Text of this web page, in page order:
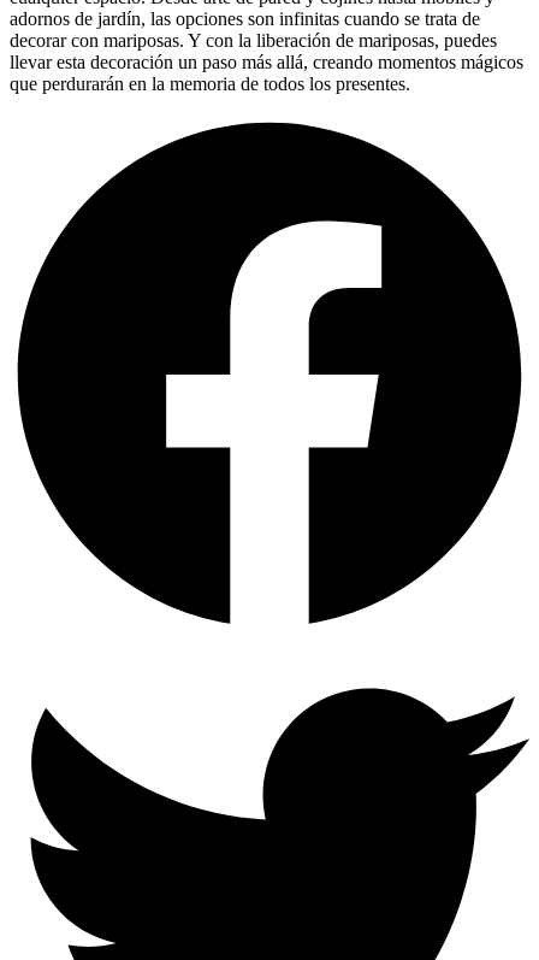
adornos de jardín, las opciones son infinitas cuando se trata de
decorar con mariposas. Y con la liberación de mariposas, puedes
llevar esta decoración un paso más allá, creando momentos mágicos
que perdurarán en la memoria de todos los presentes.